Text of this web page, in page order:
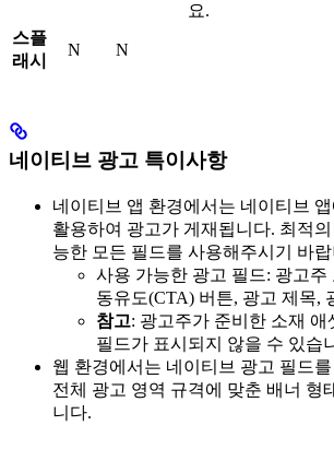
요.
스플
래시
N N
네이티브 광고 특이사항
네이티브 앱 환경에서는 네이티브
활용하여 광고가 게재됩니다. 최적
능한 모든 필드를 사용해주시기 바
사용 가능한 광고 필드: 광고주
동유도(CTA) 버튼, 광고 제목,
참고: 광고주가 준비한 소재 애
필드가 표시되지 않을 수 있습
웹 환경에서는 네이티브 광고 필드
전체 광고 영역 규격에 맞춘 배너 형
니다.